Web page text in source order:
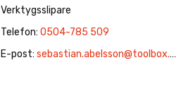
Verktygsslipare
Telefon:0504-785 509
E-post:sebastian.abelsson@toolbox.se